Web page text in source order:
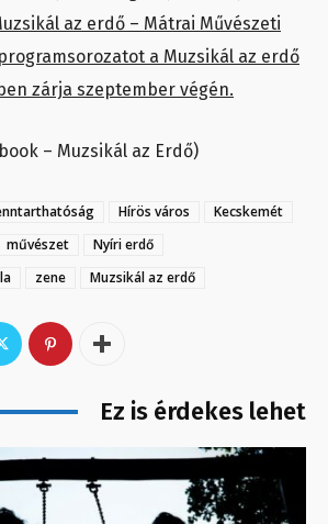
az erdő – Mátrai Művészeti
a Muzsikál az erdő
zárja szeptember végén.
– Muzsikál az Erdő)
Hírös város
Kecskemét
művészet
Nyíri erdő
zene Muzsikál az erdő
Ez is érdekes lehet